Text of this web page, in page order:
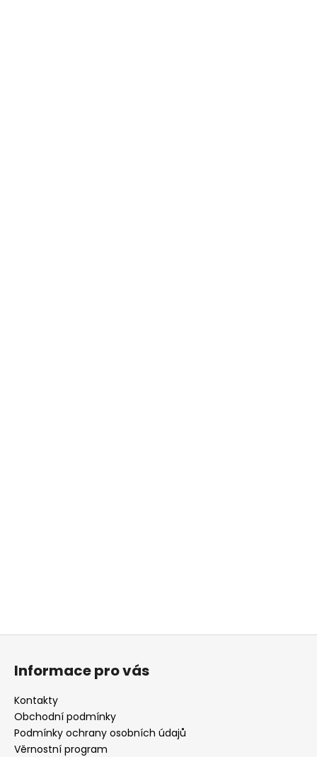
Z
Informace pro vás
Kontakty
Obchodní podmínky
Podmínky ochrany osobních údajů
Věrnostní program